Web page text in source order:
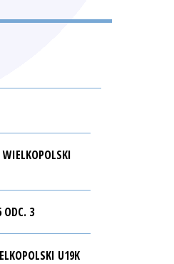
ODC. 3
U19K